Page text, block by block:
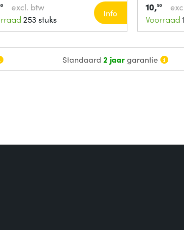
excl. btw
253 stuks
Info 10,50
Voorraad
Standaard2 jaargarantie